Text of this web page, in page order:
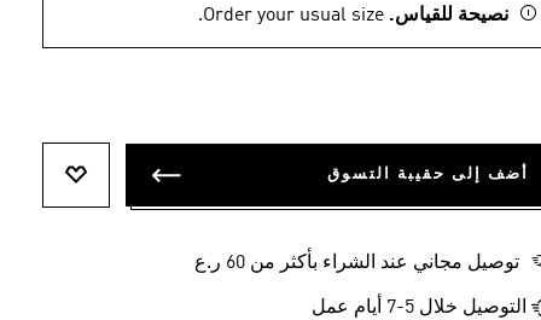
نصيحة للقياس.Order your usual size.
أضف إلى حقيبة التسوق
توصيل مجاني عند الشراء بأكثر من 60 ر.ع
التوصيل خلال 5-7 أيام عمل